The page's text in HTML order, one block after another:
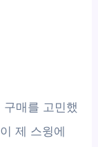
매를 고민했
제 스윙에